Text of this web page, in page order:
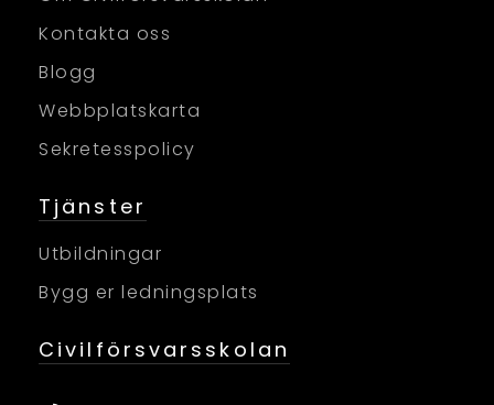
Kontakta oss
Blogg
Webbplatskarta
Sekretesspolicy
Tjänster
Utbildningar
Bygg er ledningsplats
Civilförsvarsskolan